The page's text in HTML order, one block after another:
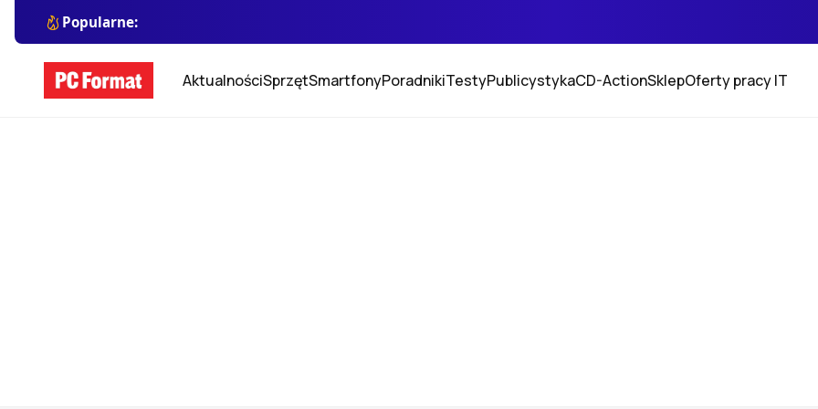
Popularne:
AktualnościSprzętSmartfonyPoradnikiTestyPublicystykaCD-ActionSklepOferty pracy IT